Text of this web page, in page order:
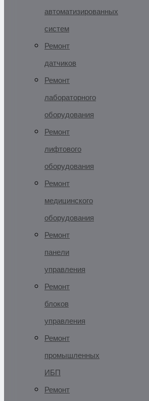
автоматизированных
систем
Ремонт
датчиков
Ремонт
лабораторного
оборудования
Ремонт
лифтового
оборудования
Ремонт
медицинского
оборудования
Ремонт
панели
управления
Ремонт
блоков
управления
Ремонт
промышленных
ИБП
Ремонт